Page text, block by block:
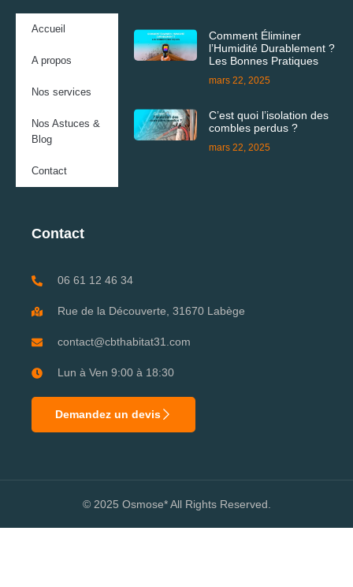
Accueil
A propos
Nos services
Nos Astuces &
Blog
Contact
Comment Éliminer
l’Humidité Durablement ?
Les Bonnes Pratiques
mars 22, 2025
C’est quoi l’isolation des
combles perdus ?
mars 22, 2025
Contact
06 61 12 46 34
Rue de la Découverte, 31670 Labège
contact@cbthabitat31.com
Lun à Ven 9:00 à 18:30
Demandez un devis
© 2025 Osmose* All Rights Reserved.